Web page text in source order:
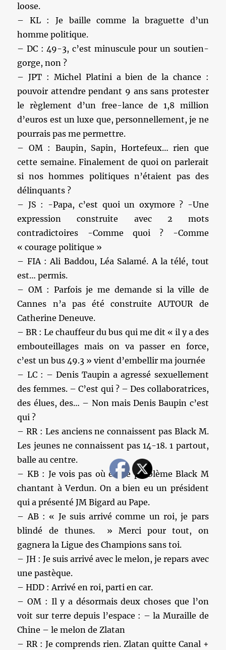
loose.
– KL : Je baille comme la braguette d’un
homme politique.
– DC : 49-3, c’est minuscule pour un soutien-
gorge, non ?
– JPT : Michel Platini a bien de la chance :
pouvoir attendre pendant 9 ans sans protester
le règlement d’un free-lance de 1,8 million
d’euros est un luxe que, personnellement, je ne
pourrais pas me permettre.
– OM : Baupin, Sapin, Hortefeux… rien que
cette semaine. Finalement de quoi on parlerait
si nos hommes politiques n’étaient pas des
délinquants ?
– JS : -Papa, c’est quoi un oxymore ? -Une
expression construite avec 2 mots
contradictoires -Comme quoi ? -Comme
« courage politique »
– FIA : Ali Baddou, Léa Salamé. A la télé, tout
est… permis.
– OM : Parfois je me demande si la ville de
Cannes n’a pas été construite AUTOUR de
Catherine Deneuve.
– BR : Le chauffeur du bus qui me dit « il y a des
embouteillages mais on va passer en force,
c’est un bus 49.3 » vient d’embellir ma journée
– LC : – Denis Taupin a agressé sexuellement
des femmes. – C’est qui ? – Des collaboratrices,
des élues, des… – Non mais Denis Baupin c’est
qui ?
– RR : Les anciens ne connaissent pas Black M.
Les jeunes ne connaissent pas 14-18. 1 partout,
balle au centre.
– KB : Je vois pas où est le problème Black M
chantant à Verdun. On a bien eu un président
qui a présenté JM Bigard au Pape.
– AB : « Je suis arrivé comme un roi, je pars
blindé de thunes. » Merci pour tout, on
gagnera la Ligue des Champions sans toi.
– JH : Je suis arrivé avec le melon, je repars avec
une pastèque.
– HDD : Arrivé en roi, parti en car.
– OM : Il y a désormais deux choses que l’on
voit sur terre depuis l’espace : – la Muraille de
Chine – le melon de Zlatan
– RR : Je comprends rien. Zlatan quitte Canal +